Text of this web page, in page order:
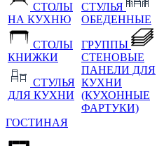
СТОЛЫ
НА КУХНЮ
СТОЛЫ
КНИЖКИ
СТУЛЬЯ
ДЛЯ КУХНИ
СТУЛЬЯ
ОБЕДЕННЫЕ
ГРУППЫ
СТЕНОВЫЕ
ПАНЕЛИ ДЛЯ
КУХНИ
(КУХОННЫЕ
ФАРТУКИ)
ГОСТИНАЯ